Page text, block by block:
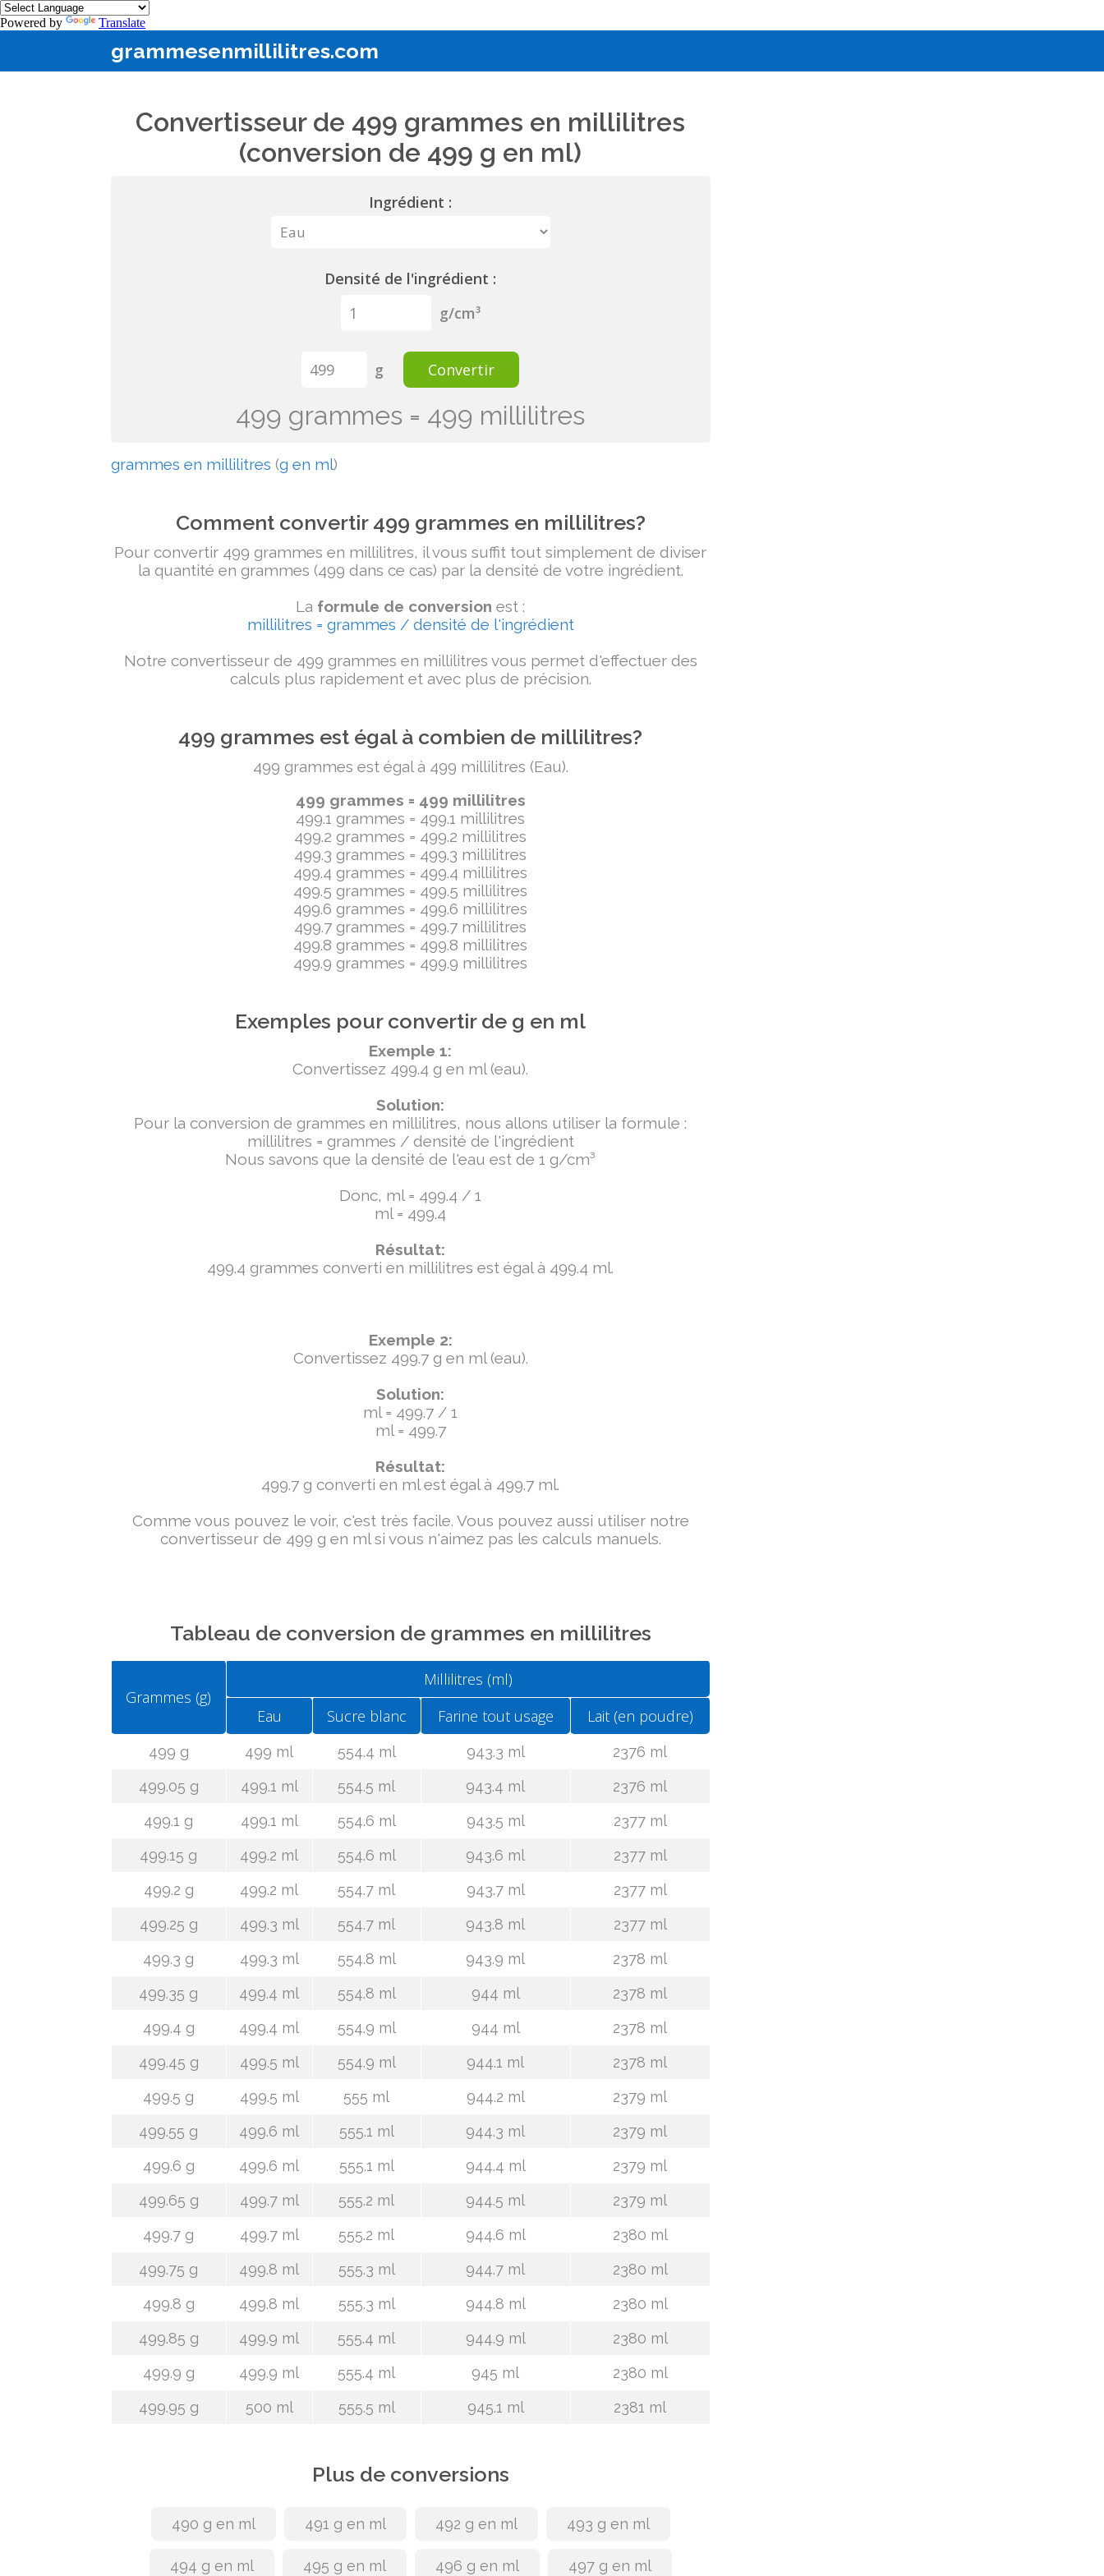
Powered by Translate
grammesenmillilitres.com
Convertisseur de 499 grammes en millilitres
(conversion de 499 g en ml)
Ingrédient :
Densité de l'ingrédient :
g/cm³
g Convertir
499 grammes = 499 millilitres
grammes en millilitres (g en ml)
Comment convertir 499 grammes en millilitres?
Pour convertir 499 grammes en millilitres, il vous suffit tout simplement de diviser
la quantité en grammes (499 dans ce cas) par la densité de votre ingrédient.
La formule de conversion est :
millilitres = grammes / densité de l'ingrédient
Notre convertisseur de 499 grammes en millilitres vous permet d'effectuer des
calculs plus rapidement et avec plus de précision.
499 grammes est égal à combien de millilitres?
499 grammes est égal à 499 millilitres (Eau).
499 grammes = 499 millilitres
499.1 grammes = 499.1 millilitres
499.2 grammes = 499.2 millilitres
499.3 grammes = 499.3 millilitres
499.4 grammes = 499.4 millilitres
499.5 grammes = 499.5 millilitres
499.6 grammes = 499.6 millilitres
499.7 grammes = 499.7 millilitres
499.8 grammes = 499.8 millilitres
499.9 grammes = 499.9 millilitres
Exemples pour convertir de g en ml
Exemple 1:
Convertissez 499.4 g en ml (eau).
Solution:
Pour la conversion de grammes en millilitres, nous allons utiliser la formule :
millilitres = grammes / densité de l'ingrédient
Nous savons que la densité de l'eau est de 1 g/cm³
Donc, ml = 499.4 / 1
ml = 499.4
Résultat:
499.4 grammes converti en millilitres est égal à 499.4 ml.
Exemple 2:
Convertissez 499.7 g en ml (eau).
Solution:
ml = 499.7 / 1
ml = 499.7
Résultat:
499.7 g converti en ml est égal à 499.7 ml.
Comme vous pouvez le voir, c'est très facile. Vous pouvez aussi utiliser notre
convertisseur de 499 g en ml si vous n'aimez pas les calculs manuels.
Tableau de conversion de grammes en millilitres
Grammes (g)
Millilitres (ml)
Eau
Sucre blanc Farine tout usage Lait (en poudre)
499 g 499 ml 554.4 ml 943.3 ml
2376 ml
499.05 g
499.1 ml 554.5 ml 943.4 ml
2376 ml
499.1 g
499.1 ml 554.6 ml 943.5 ml
2377 ml
499.15 g
499.2 ml 554.6 ml 943.6 ml
2377 ml
499.2 g
499.2 ml 554.7 ml 943.7 ml
2377 ml
499.25 g
499.3 ml 554.7 ml 943.8 ml
2377 ml
499.3 g
499.3 ml 554.8 ml 943.9 ml
2378 ml
499.35 g
499.4 ml 554.8 ml 944 ml
2378 ml
499.4 g
499.4 ml 554.9 ml 944 ml
2378 ml
499.45 g
499.5 ml 554.9 ml 944.1 ml
2378 ml
499.5 g
499.5 ml 555 ml 944.2 ml
2379 ml
499.55 g
499.6 ml 555.1 ml 944.3 ml
2379 ml
499.6 g
499.6 ml 555.1 ml 944.4 ml
2379 ml
499.65 g
499.7 ml 555.2 ml 944.5 ml
2379 ml
499.7 g
499.7 ml 555.2 ml 944.6 ml
2380 ml
499.75 g
499.8 ml 555.3 ml 944.7 ml
2380 ml
499.8 g
499.8 ml 555.3 ml 944.8 ml
2380 ml
499.85 g
499.9 ml 555.4 ml 944.9 ml
2380 ml
499.9 g
499.9 ml 555.4 ml 945 ml
2380 ml
499.95 g
500 ml 555.5 ml 945.1 ml 2381 ml
Plus de conversions
490 g en ml 491 g en ml 492 g en ml 493 g en ml
494 g en ml 495 g en ml 496 g en ml 497 g en ml